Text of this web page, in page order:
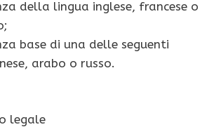
della lingua inglese, francese o
base di una delle seguenti
arabo o russo.
legale